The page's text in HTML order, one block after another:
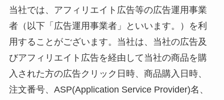
当社では、アフィリエイト広告等の広告運用事業
者（以下「広告運用事業者」といいます。）を利
用することがございます。当社は、当社の広告及
びアフィリエイト広告を経由して当社の商品を購
入された方の広告クリック日時、商品購入日時、
注文番号、ASP(Application Service Provider)名、